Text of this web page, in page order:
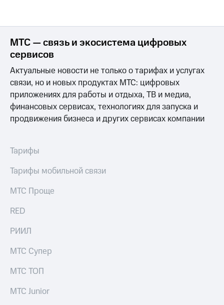
МТС — связь и экосистема цифровых
сервисов
Актуальные новости не только о тарифах и услугах
связи, но и новых продуктах МТС: цифровых
приложениях для работы и отдыха, ТВ и медиа,
финансовых сервисах, технологиях для запуска и
продвижения бизнеса и других сервисах компании
Тарифы
Тарифы мобильной связи
МТС Проще
RED
РИИЛ
МТС Супер
МТС ТОП
МТС Junior